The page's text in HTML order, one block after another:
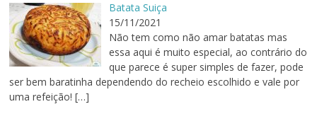
Batata Suiça
15/11/2021
Não tem como não amar batatas mas
essa aqui é muito especial, ao contrário do
que parece é super simples de fazer, pode
ser bem baratinha dependendo do recheio escolhido e vale por
uma refeição! […]